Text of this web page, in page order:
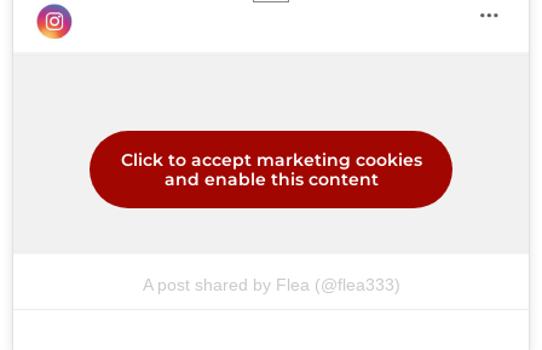
A post shared by Flea (@flea333)
Click to accept marketing cookies
and enable this content